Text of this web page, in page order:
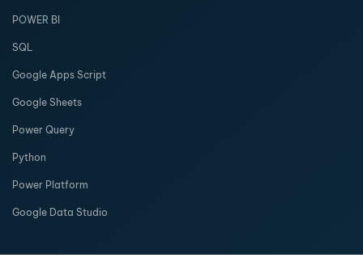
POWER BI
SQL
Google Apps Script
Google Sheets
Power Query
Python
Power Platform
Google Data Studio